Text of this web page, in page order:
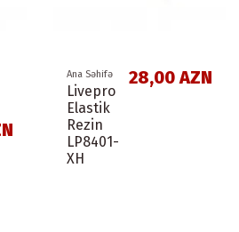
Ana Səhifə
Livepro
Elastik
Rezin
LP8401-
XH
28,00 AZN